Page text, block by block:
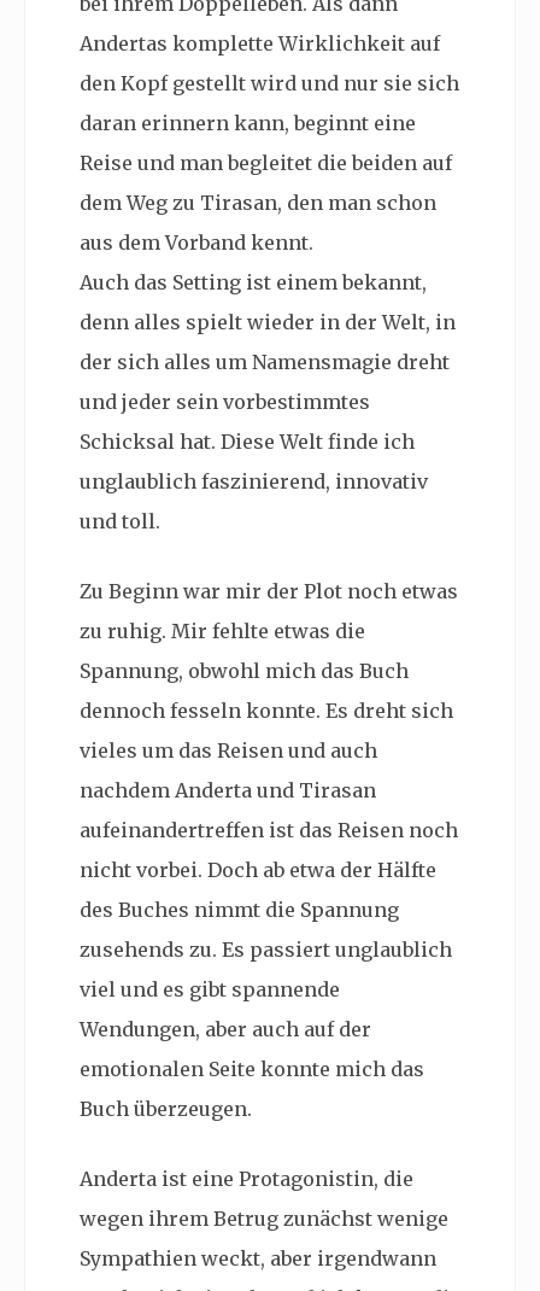
Andertas komplette Wirklichkeit auf
den Kopf gestellt wird und nur sie sich
daran erinnern kann, beginnt eine
Reise und man begleitet die beiden auf
dem Weg zu Tirasan, den man schon
aus dem Vorband kennt.
Auch das Setting ist einem bekannt,
denn alles spielt wieder in der Welt, in
der sich alles um Namensmagie dreht
und jeder sein vorbestimmtes
Schicksal hat. Diese Welt finde ich
unglaublich faszinierend, innovativ
und toll.
Zu Beginn war mir der Plot noch etwas
zu ruhig. Mir fehlte etwas die
Spannung, obwohl mich das Buch
dennoch fesseln konnte. Es dreht sich
vieles um das Reisen und auch
nachdem Anderta und Tirasan
aufeinandertreffen ist das Reisen noch
nicht vorbei. Doch ab etwa der Hälfte
des Buches nimmt die Spannung
zusehends zu. Es passiert unglaublich
viel und es gibt spannende
Wendungen, aber auch auf der
emotionalen Seite konnte mich das
Buch überzeugen.
Anderta ist eine Protagonistin, die
wegen ihrem Betrug zunächst wenige
Sympathien weckt, aber irgendwann